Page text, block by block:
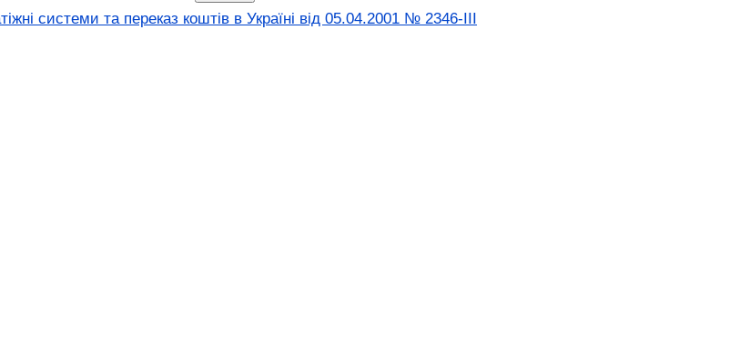
системи та переказ коштів в Україні від 05.04.2001 № 2346-III